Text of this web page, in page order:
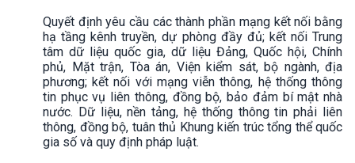
Quyết định yêu cầu các thành phần mạng kết nối bằng
hạ tầng kênh truyền, dự phòng đầy đủ; kết nối Trung
tâm dữ liệu quốc gia, dữ liệu Đảng, Quốc hội, Chính
phủ, Mặt trận, Tòa án, Viện kiểm sát, bộ ngành, địa
phương; kết nối với mạng viễn thông, hệ thống thông
tin phục vụ liên thông, đồng bộ, bảo đảm bí mật nhà
nước. Dữ liệu, nền tảng, hệ thống thông tin phải liên
thông, đồng bộ, tuân thủ Khung kiến trúc tổng thể quốc
gia số và quy định pháp luật.